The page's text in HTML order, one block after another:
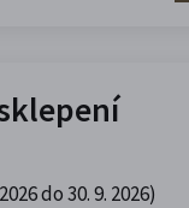
do 30. 9. 2026)